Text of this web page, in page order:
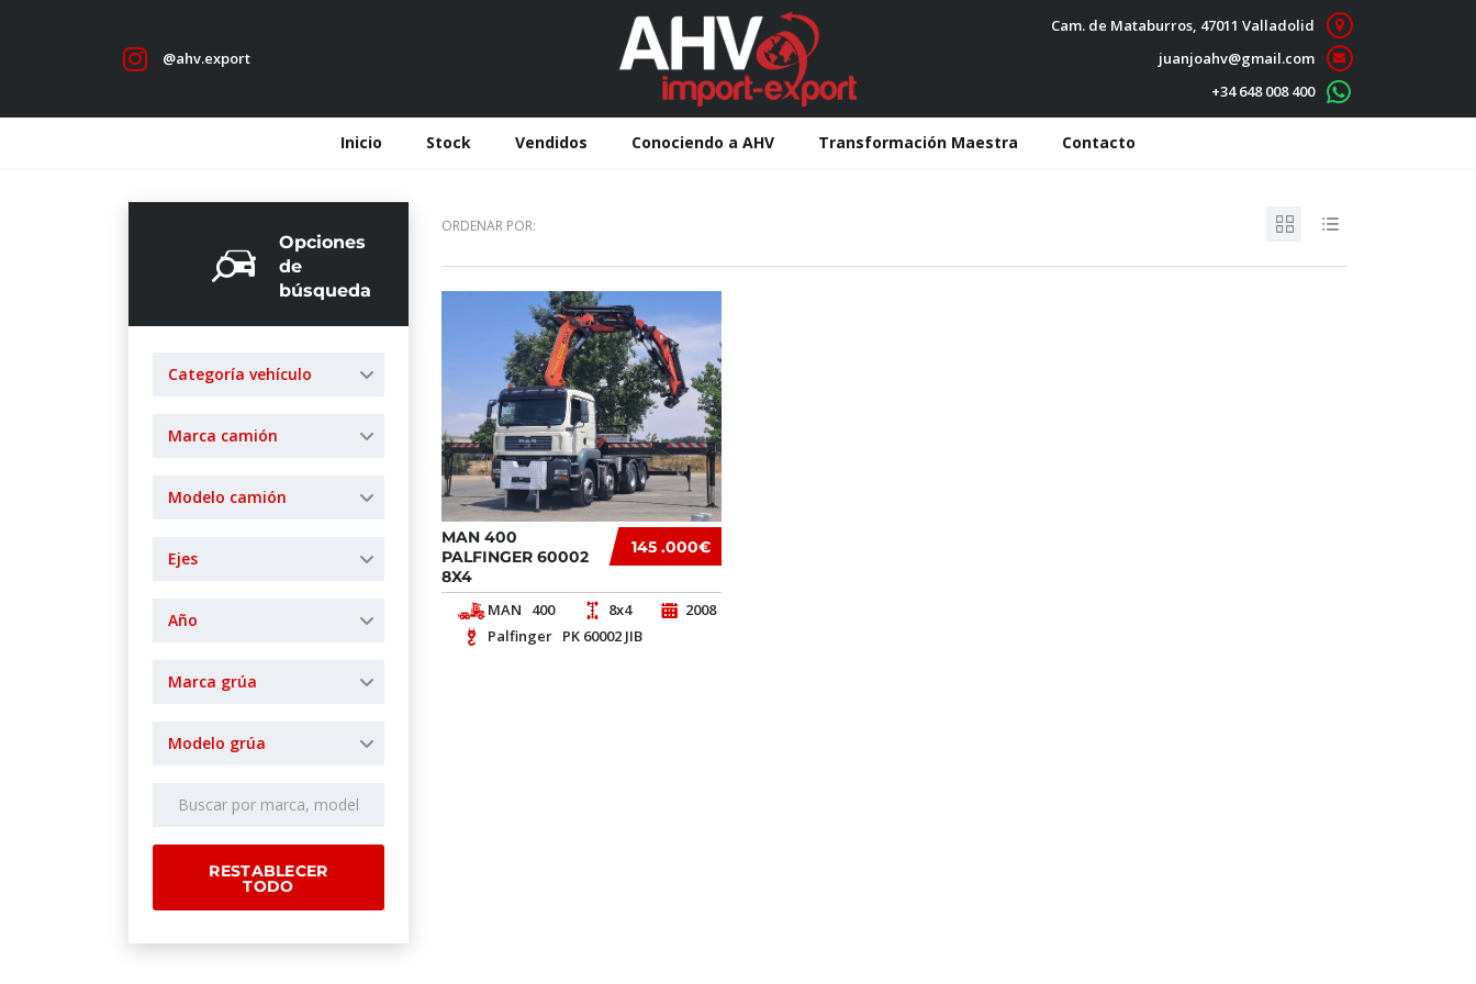
@ahv.export
Cam. de Mataburros, 47011 Valladolid
juanjoahv@gmail.com
+34 648 008 400
Inicio Stock Vendidos Conociendo a AHV Transformación Maestra Contacto
Opciones
de
búsqueda
Categoría vehículo
Marca camión
Modelo camión
Ejes
Año
Marca grúa
Modelo grúa
RESTABLECER
TODO
ORDENAR POR:
145 .000€
MAN 400
PALFINGER 60002
8X4
MAN
400 8x4
2008
Palfinger PK 60002 JIB